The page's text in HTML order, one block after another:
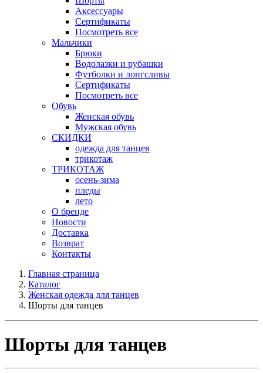
Аксессуары
Сертификаты
Посмотреть все
Мальчики
Брюки
Водолазки и рубашки
Футболки и лонгсливы
Сертификаты
Посмотреть все
Обувь
Женская обувь
Мужская обувь
СКИДКИ
одежда для танцев
трикотаж
ТРИКОТАЖ
осень-зима
пледы
лето
О бренде
Новости
Доставка
Возврат
Контакты
Главная страница
Каталог
Женская одежда для танцев
Шорты для танцев
Шорты для танцев